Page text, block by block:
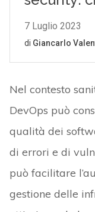
Nel contesto
DevOps può
qualità dei
di errori e di
può facilitare
gestione delle